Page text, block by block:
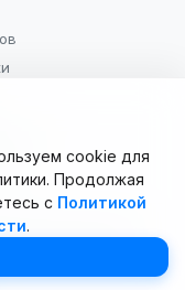
В.В.). Все права
cookie для
Продолжая
с Политикой
.